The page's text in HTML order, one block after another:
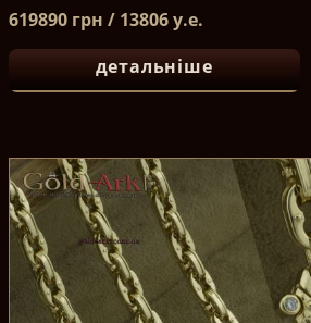
619890 грн / 13806 у.е.
детальніше